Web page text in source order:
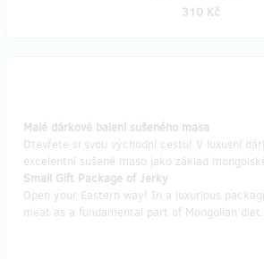
310 Kč
Malé dárkové balení sušeného masa
Otevřete si svou východní cestu! V luxusní
excelentní sušené maso jako základ
Small Gift Package of Jerky
Open your Eastern way! In a luxurious
meat as a fundamental part of Mongolian